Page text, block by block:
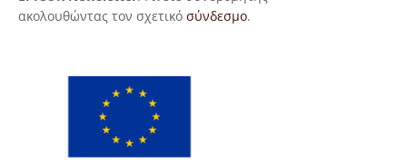
ακολουθώντας τον σχετικό σύνδεσμο.